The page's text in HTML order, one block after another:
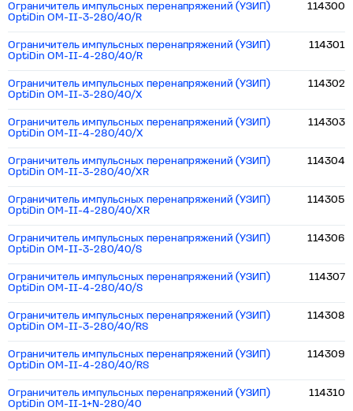
Ограничитель импульсных перенапряжений (УЗИП)
OptiDin OM-II-3-280/40/R
114300
Ограничитель импульсных перенапряжений (УЗИП)
OptiDin OM-II-4-280/40/R
114301
Ограничитель импульсных перенапряжений (УЗИП)
OptiDin OM-II-3-280/40/X
114302
Ограничитель импульсных перенапряжений (УЗИП)
OptiDin OM-II-4-280/40/X
114303
Ограничитель импульсных перенапряжений (УЗИП)
OptiDin OM-II-3-280/40/XR
114304
Ограничитель импульсных перенапряжений (УЗИП)
OptiDin OM-II-4-280/40/XR
114305
Ограничитель импульсных перенапряжений (УЗИП)
OptiDin OM-II-3-280/40/S
114306
Ограничитель импульсных перенапряжений (УЗИП)
OptiDin OM-II-4-280/40/S
114307
Ограничитель импульсных перенапряжений (УЗИП)
OptiDin OM-II-3-280/40/RS
114308
Ограничитель импульсных перенапряжений (УЗИП)
OptiDin OM-II-4-280/40/RS
114309
Ограничитель импульсных перенапряжений (УЗИП)
OptiDin OM-II-1+N-280/40
114310